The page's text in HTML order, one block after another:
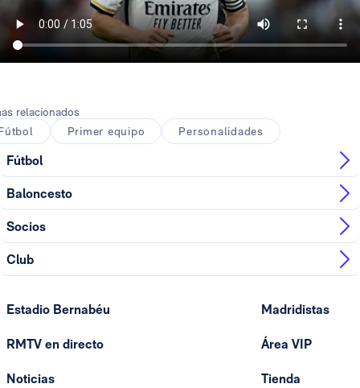
relacionados
Primer equipo Personalidades
Fútbol
Baloncesto
Socios
Club
Estadio Bernabéu
RMTV en directo
Noticias
Madridistas
Área VIP
Tienda